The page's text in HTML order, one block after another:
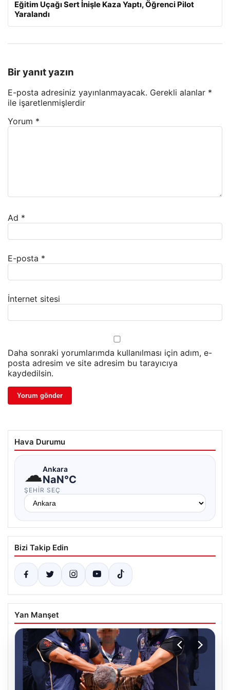
Eğitim Uçağı Sert İnişle Kaza Yaptı, Öğrenci Pilot
Yaralandı
Bir yanıt yazın
E-posta adresiniz yayınlanmayacak. Gerekli alanlar *
ile işaretlenmişlerdir
Yorum *
Ad *
E-posta *
İnternet sitesi
Daha sonraki yorumlarımda kullanılması için adım, e-
posta adresim ve site adresim bu tarayıcıya
kaydedilsin.
Hava Durumu
☁Ankara
NaN°C
ŞEHIR SEÇ
Bizi Takip Edin
Yan Manşet